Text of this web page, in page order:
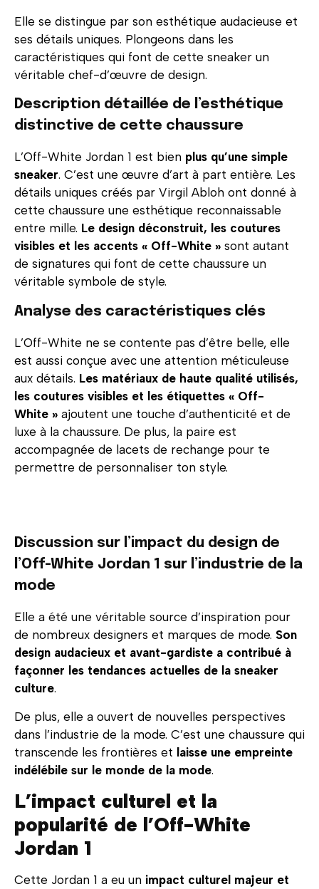
Elle se distingue par son esthétique audacieuse et
ses détails uniques. Plongeons dans les
caractéristiques qui font de cette sneaker un
véritable chef-d’œuvre de design.
Description détaillée de l’esthétique
distinctive de cette chaussure
L’Off-White Jordan 1 est bien plus qu’une simple
sneaker. C’est une œuvre d’art à part entière. Les
détails uniques créés par Virgil Abloh ont donné à
cette chaussure une esthétique reconnaissable
entre mille. Le design déconstruit, les coutures
visibles et les accents « Off-White » sont autant
de signatures qui font de cette chaussure un
véritable symbole de style.
Analyse des caractéristiques clés
L’Off-White ne se contente pas d’être belle, elle
est aussi conçue avec une attention méticuleuse
aux détails. Les matériaux de haute qualité utilisés,
les coutures visibles et les étiquettes « Off-
White » ajoutent une touche d’authenticité et de
luxe à la chaussure. De plus, la paire est
accompagnée de lacets de rechange pour te
permettre de personnaliser ton style.
Discussion sur l’impact du design de
l’Off-White Jordan 1 sur l’industrie de la
mode
Elle a été une véritable source d’inspiration pour
de nombreux designers et marques de mode. Son
design audacieux et avant-gardiste a contribué à
façonner les tendances actuelles de la sneaker
culture.
De plus, elle a ouvert de nouvelles perspectives
dans l’industrie de la mode. C’est une chaussure qui
transcende les frontières et laisse une empreinte
indélébile sur le monde de la mode.
L’impact culturel et la
popularité de l’Off-White
Jordan 1
Cette Jordan 1 a eu un impact culturel majeur et